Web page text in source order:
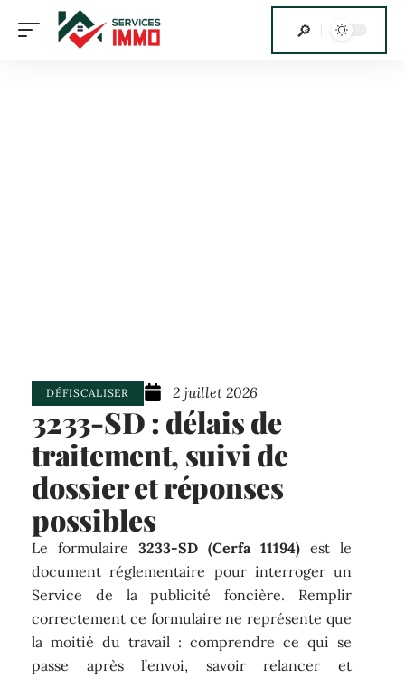
DÉFISCALISER 2 juillet 2026
3233-SD : délais de
traitement, suivi de
dossier et réponses
possibles
Le formulaire3233-SD (Cerfa 11194)est le
document réglementaire pour interroger un
Service de la publicité foncière. Remplir
correctement ce formulaire ne représente que
la moitié du travail : comprendre ce qui se
passe après l’envoi, savoir relancer et